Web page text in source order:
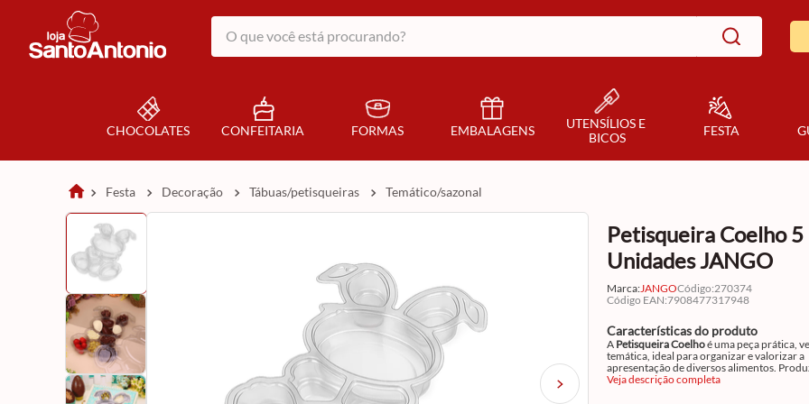
O que você está procurando?
CHOCOLATES CONFEITARIA FORMAS EMBALAGENS
UTENSÍLIOS E
BICOS
FESTA
festa decoração tábuas/petisqueiras temático/sazonal
Petisqueira Coelho 5
Unidades JANGO
Marca:JANGOCódigo:270374
Código EAN:7908477317948
Características do produto
A Petisqueira Coelhoé uma peça prática,
temática, ideal para organizar e valorizar a
apresentação de diversos alimentos.
em acetato transparente, material resistente
Veja descrição completa